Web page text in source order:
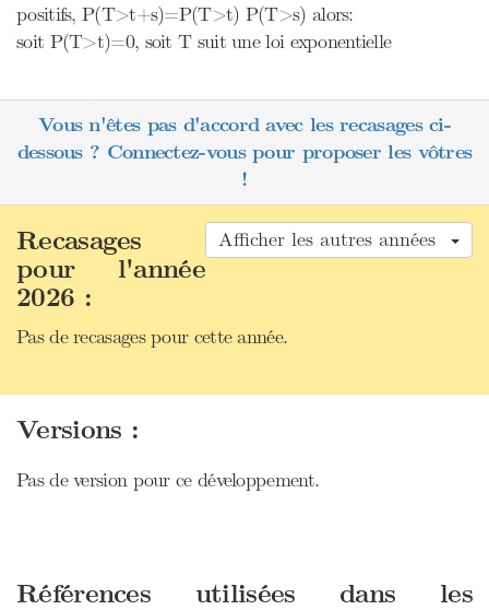
positifs, P(T>t+s)=P(T>t) P(T>s) alors:
soit P(T>t)=0, soit T suit une loi exponentielle
Vous n'êtes pas d'accord avec les recasages ci-
dessous ? Connectez-vous pour proposer les vôtres
!
Afficher les autres années
Recasages
pour l'année
2026 :
Pas de recasages pour cette année.
Versions :
Pas de version pour ce développement.
Références utilisées dans les